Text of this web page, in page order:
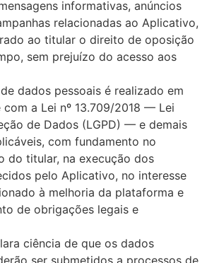
informativas, anúncios
relacionadas ao Aplicativo,
ao titular o direito de oposição
sem prejuízo do acesso aos
dados pessoais é realizado em
a Lei nº 13.709/2018 — Lei
de Dados (LGPD) — e demais
com fundamento no
do titular, na execução dos
pelo Aplicativo, no interesse
à melhoria da plataforma e
de obrigações legais e
ciência de que os dados